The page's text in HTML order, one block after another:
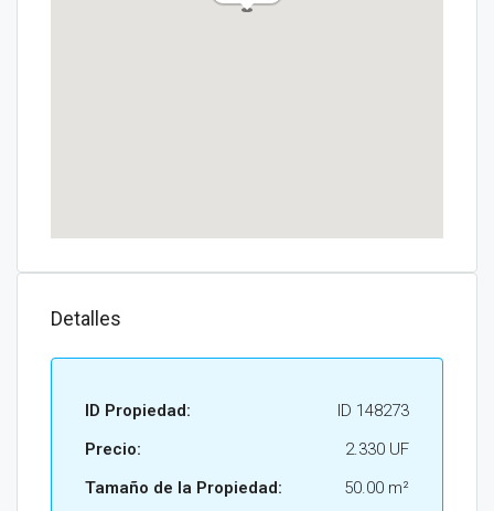
Detalles
ID Propiedad:
ID 148273
Precio:
2.330 UF
Tamaño de la Propiedad:
50.00 m²